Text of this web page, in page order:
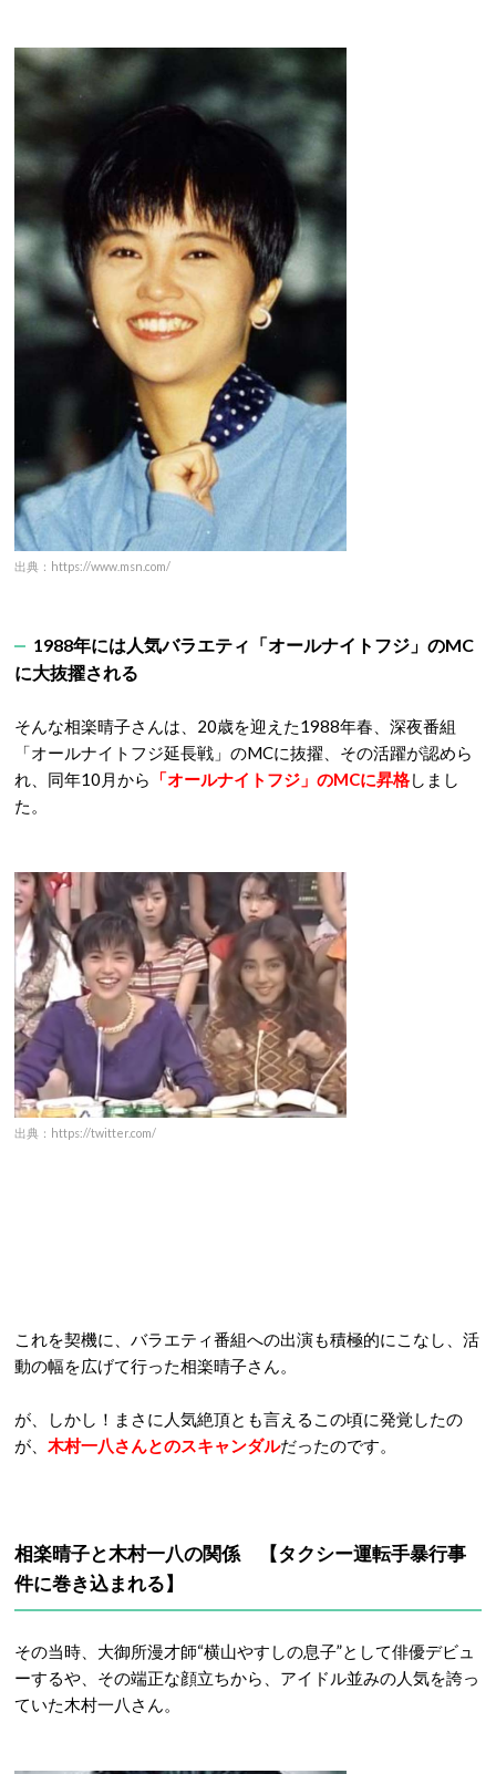
出典：https://www.msn.com/
1988年には人気バラエティ「オールナイトフジ」のMC
に大抜擢される
そんな相楽晴子さんは、20歳を迎えた1988年春、深夜番組
「オールナイトフジ延長戦」のMCに抜擢、その活躍が認めら
れ、同年10月から
「オールナイトフジ」のMCに昇格しまし
た。
出典：https://twitter.com/
これを契機に、バラエティ番組への出演も積極的にこなし、活
動の幅を広げて行った相楽晴子さん。
が、しかし！まさに人気絶頂とも言えるこの頃に発覚したの
が、 木村一八さんとのスキャンダルだったのです。
相楽晴子と木村一八の関係 【タクシー運転手暴行事
件に巻き込まれる】
その当時、大御所漫才師“横山やすしの息子”として俳優デビュ
ーするや、その端正な顔立ちから、アイドル並みの人気を誇っ
ていた木村一八さん。